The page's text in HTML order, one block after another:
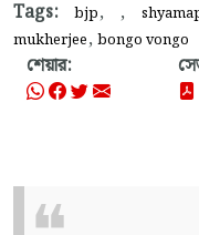
Tags:
bjp, ,
mukherjee, bongo vongo
শেয়ার: